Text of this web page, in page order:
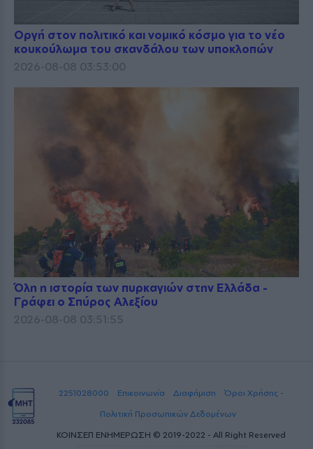
Οργή στον πολιτικό και νομικό κόσμο για το νέο
κουκούλωμα του σκανδάλου των υποκλοπών
2026-08-08 03:53:00
Όλη η ιστορία των πυρκαγιών στην Ελλάδα -
Γράφει ο Σπύρος Αλεξίου
2026-08-08 03:51:55
2251028000 Επικοινωνία Διαφήμιση
Όροι Χρήσης -
Πολιτική Προσωπικών Δεδομένων
ΚΟΙΝΣΕΠ ΕΝΗΜΕΡΩΣΗ © 2019-2022 - All Right Reserved